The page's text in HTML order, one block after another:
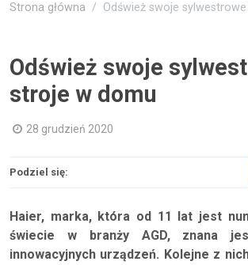
Strona główna Odśwież swoje
Odśwież swoje
stroje w domu
28 grudzień 2020
Podziel się:
Haier, marka, która od 11 lat jest
świecie w branży AGD, znana
innowacyjnych urządzeń. Kolejne z